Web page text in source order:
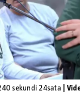
sekundi 24sata |